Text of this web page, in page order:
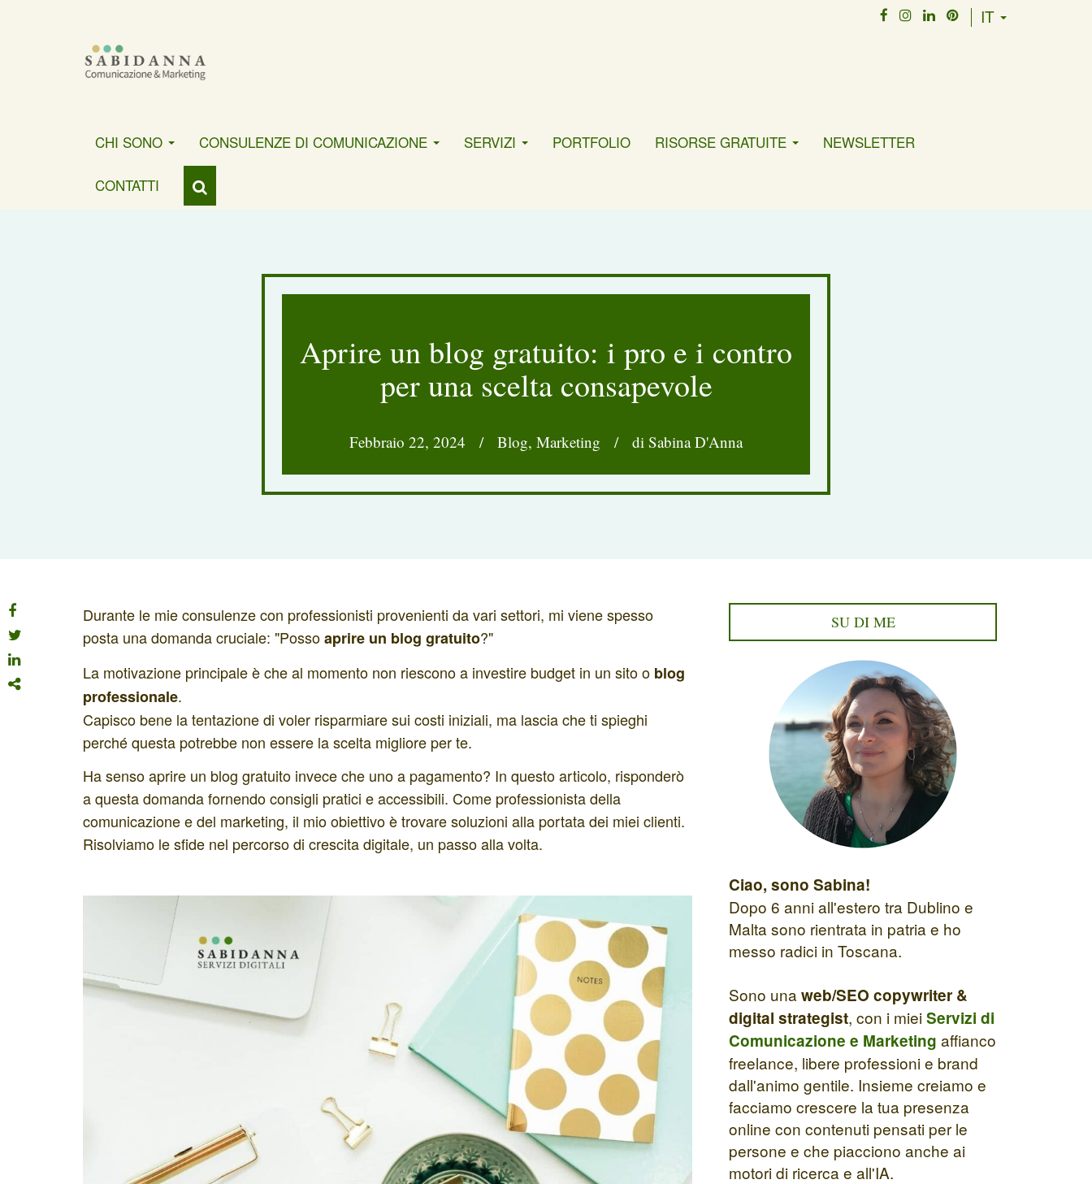
IT
CHI SONO CONSULENZE DI COMUNICAZIONE SERVIZI PORTFOLIO RISORSE GRATUITE NEWSLETTER
CONTATTI
Aprire un blog gratuito: i pro e i contro
per una scelta consapevole
Febbraio 22, 2024 / Blog, Marketing / di Sabina D'Anna
Durante le mie consulenze con professionisti provenienti da vari settori, mi viene spesso
posta una domanda cruciale: "Possoaprire un blog gratuito?"
La motivazione principale è che al momento non riescono a investire budget in un sito o blog
professionale.
Capisco bene la tentazione di voler risparmiare sui costi iniziali, ma lascia che ti spieghi
perché questa potrebbe non essere la scelta migliore per te.
Ha senso aprire un blog gratuito invece che uno a pagamento? In questo articolo, risponderò
a questa domanda fornendo consigli pratici e accessibili. Come professionista della
comunicazione e del marketing, il mio obiettivo è trovare soluzioni alla portata dei miei clienti.
Risolviamo le sfide nel percorso di crescita digitale, un passo alla volta.
SU DI ME
Ciao, sono Sabina!
Dopo 6 anni all'estero tra Dublino e
Malta sono rientrata in patria e ho
messo radici in Toscana.
Sono una web/SEO copywriter &
digital strategist, con i mieiServizi di
Comunicazione e Marketing affianco
freelance, libere professioni e brand
dall'animo gentile. Insieme creiamo e
facciamo crescere la tua presenza
online con contenuti pensati per le
persone e che piacciono anche ai
motori di ricerca e all'IA.